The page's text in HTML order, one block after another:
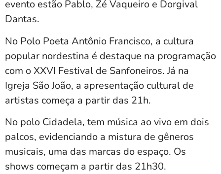
evento estão Pablo, Zé Vaqueiro e Dorgival
Dantas.
No Polo Poeta Antônio Francisco, a cultura
popular nordestina é destaque na programação
com o XXVI Festival de Sanfoneiros. Já na
Igreja São João, a apresentação cultural de
artistas começa a partir das 21h.
No polo Cidadela, tem música ao vivo em dois
palcos, evidenciando a mistura de gêneros
musicais, uma das marcas do espaço. Os
shows começam a partir das 21h30.